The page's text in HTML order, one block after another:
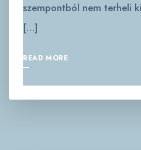
szempontból nem terheli
[…]
READ MORE